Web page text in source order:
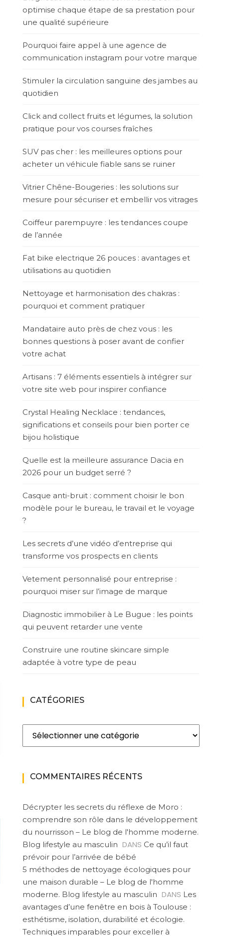
MODE
Vetement
personnalisé pour
entreprise : pourquoi
MODE
Bague solitaire de
fiançailles : comment
les hommes adoptent
optimise chaque étape de sa prestation pour
une qualité supérieure
Pourquoi faire appel à une agence de
communication instagram pour votre marque
Stimuler la circulation sanguine des jambes au
quotidien
Click and collect fruits et légumes, la solution
pratique pour vos courses fraîches
SUV pas cher : les meilleures options pour
acheter un véhicule fiable sans se ruiner
Vitrier Chêne-Bougeries : les solutions sur
mesure pour sécuriser et embellir vos vitrages
Coiffeur parempuyre : les tendances coupe
de l’année
Fat bike electrique 26 pouces : avantages et
utilisations au quotidien
Nettoyage et harmonisation des chakras :
pourquoi et comment pratiquer
Mandataire auto près de chez vous : les
bonnes questions à poser avant de confier
votre achat
Artisans : 7 éléments essentiels à intégrer sur
votre site web pour inspirer confiance
Crystal Healing Necklace : tendances,
significations et conseils pour bien porter ce
bijou holistique
Quelle est la meilleure assurance Dacia en
2026 pour un budget serré ?
Casque anti-bruit : comment choisir le bon
modèle pour le bureau, le travail et le voyage
?
Les secrets d’une vidéo d’entreprise qui
transforme vos prospects en clients
Vetement personnalisé pour entreprise :
pourquoi miser sur l’image de marque
Diagnostic immobilier à Le Bugue : les points
qui peuvent retarder une vente
Construire une routine skincare simple
adaptée à votre type de peau
CATÉGORIES
Catégories
COMMENTAIRES RÉCENTS
Décrypter les secrets du réflexe de Moro :
comprendre son rôle dans le développement
du nourrisson – Le blog de l'homme moderne.
Blog lifestyle au masculin DANS Ce qu’il faut
prévoir pour l’arrivée de bébé
5 méthodes de nettoyage écologiques pour
une maison durable – Le blog de l'homme
moderne. Blog lifestyle au masculin DANS Les
avantages d’une fenêtre en bois à Toulouse :
esthétisme, isolation, durabilité et écologie.
Techniques imparables pour exceller à